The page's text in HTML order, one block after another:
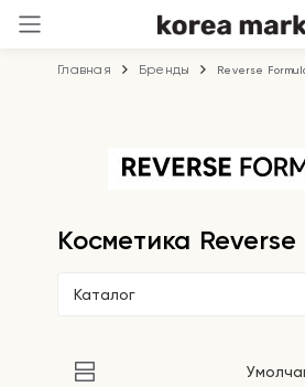
Главная Бренды Reverse
Косметика
Каталог